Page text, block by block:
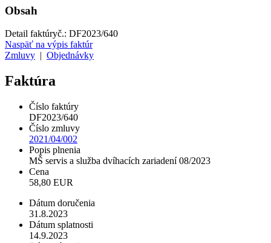
Obsah
Detail faktúryč.: DF2023/640
Naspäť na výpis faktúr
Zmluvy
Objednávky
Faktúra
Číslo faktúry
DF2023/640
Číslo zmluvy
2021/04/002
Popis plnenia
MŠ servis a služba dvíhacích zariadení 08/2023
Cena
58,80 EUR
Dátum doručenia
31.8.2023
Dátum splatnosti
14.9.2023